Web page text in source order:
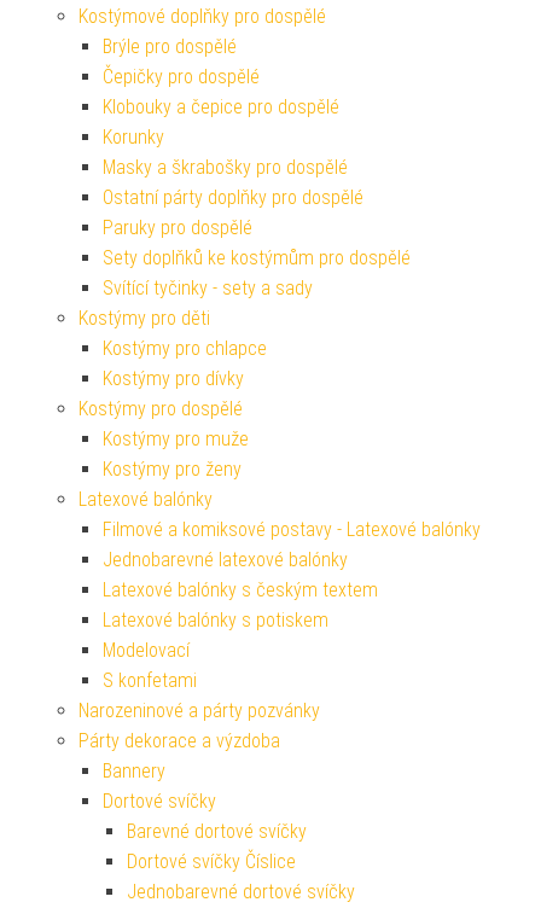
Kostýmové doplňky pro dospělé
Brýle pro dospělé
Čepičky pro dospělé
Klobouky a čepice pro dospělé
Korunky
Masky a škrabošky pro dospělé
Ostatní párty doplňky pro dospělé
Paruky pro dospělé
Sety doplňků ke kostýmům pro dospělé
Svítící tyčinky - sety a sady
Kostýmy pro děti
Kostýmy pro chlapce
Kostýmy pro dívky
Kostýmy pro dospělé
Kostýmy pro muže
Kostýmy pro ženy
Latexové balónky
Filmové a komiksové postavy - Latexové balónky
Jednobarevné latexové balónky
Latexové balónky s českým textem
Latexové balónky s potiskem
Modelovací
S konfetami
Narozeninové a párty pozvánky
Párty dekorace a výzdoba
Bannery
Dortové svíčky
Barevné dortové svíčky
Dortové svíčky Číslice
Jednobarevné dortové svíčky